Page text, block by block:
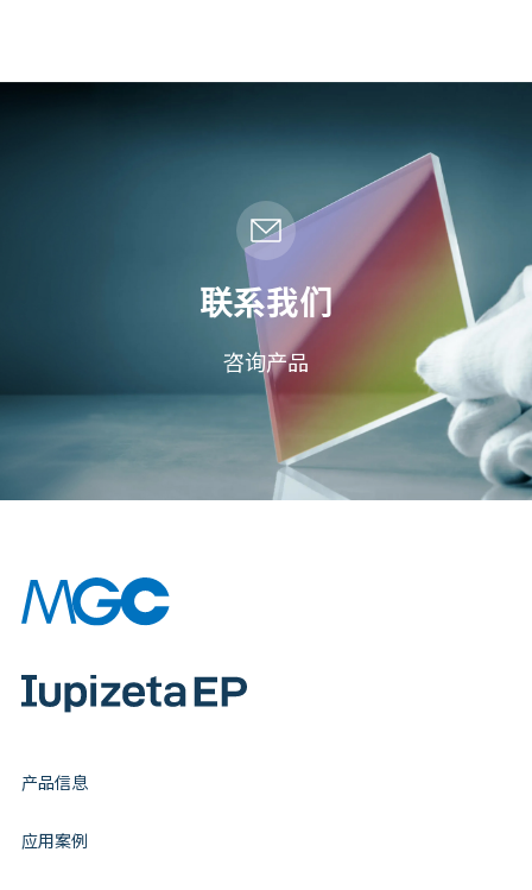
联系我们
咨询产品
产品信息
应用案例